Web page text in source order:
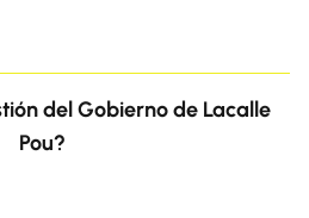
del Gobierno de Lacalle
Pou?